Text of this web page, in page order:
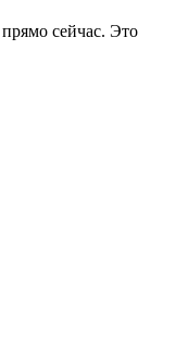
сейчас. Это